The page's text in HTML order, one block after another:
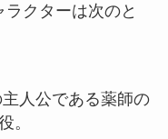
クターは次のと
人公である薬師の
。